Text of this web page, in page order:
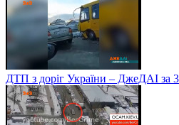
ДТП з доріг України – ДжеДАІ за